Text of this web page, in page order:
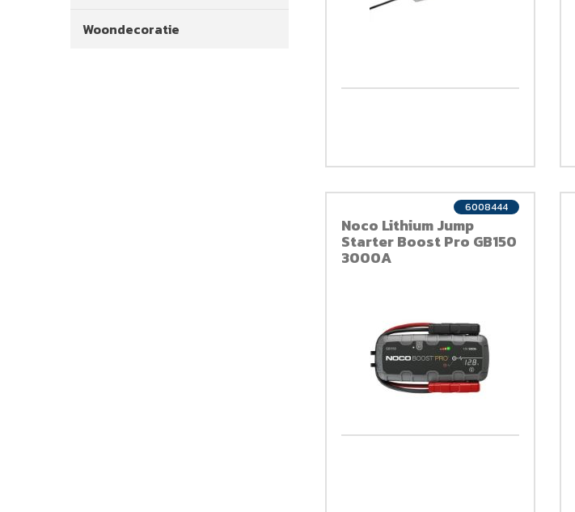
Woondecoratie
Noco Lithium Jump
Starter Boost Pro GB150
3000A
6008444